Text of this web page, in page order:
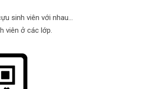
sinh viên với nhau…
viên ở các lớp.